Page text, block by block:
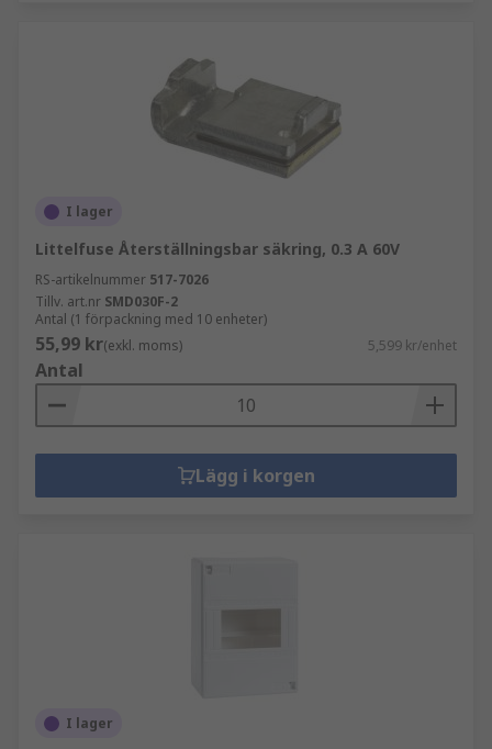
I lager
Littelfuse Återställningsbar säkring, 0.3 A 60V
RS-artikelnummer 517-7026
Tillv. art.nr SMD030F-2
Antal (1 förpackning med 10 enheter)
55,99 kr(exkl. moms) 5,599 kr/enhet
Antal
Lägg i korgen
I lager